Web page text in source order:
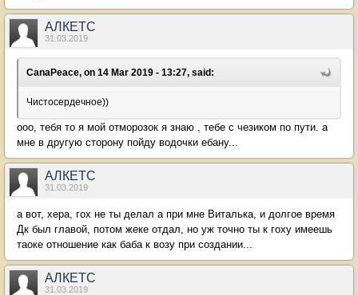
АЛКЕТС
31.03.2019
CanaPeace, on 14 Mar 2019 - 13:27, said:
Чистосердечное))
ооо, тебя то я мой отморозок я знаю , тебе с чезиком по пути. а
мне в другую сторону пойду водочки ебану...
АЛКЕТС
31.03.2019
а вот, хера, гох не ты делал а при мне Виталька, и долгое время
Дк был главой, потом жеке отдал, но уж точно ты к гоху имеешь
таоке отношение как баба к возу при создании...
АЛКЕТС
31.03.2019